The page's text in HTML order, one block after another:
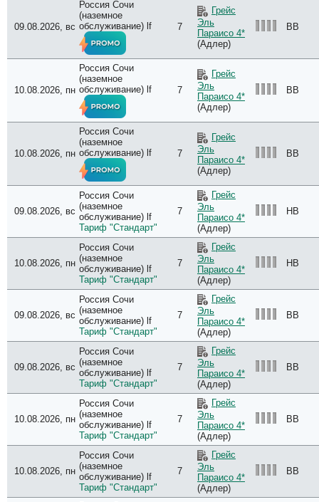
09.08.2026, вс
Россия Сочи
(наземное
обслуживание) lf
7
Грейс
Эль
Параисо 4*
(Адлер)
BB
10.08.2026, пн
Россия Сочи
(наземное
обслуживание) lf
7
Грейс
Эль
Параисо 4*
(Адлер)
BB
10.08.2026, пн
Россия Сочи
(наземное
обслуживание) lf
7
Грейс
Эль
Параисо 4*
(Адлер)
BB
09.08.2026, вс
Россия Сочи
(наземное
обслуживание) lf
Тариф "Стандарт"
7
Грейс
Эль
Параисо 4*
(Адлер)
HB
10.08.2026, пн
Россия Сочи
(наземное
обслуживание) lf
Тариф "Стандарт"
7
Грейс
Эль
Параисо 4*
(Адлер)
HB
09.08.2026, вс
Россия Сочи
(наземное
обслуживание) lf
Тариф "Стандарт"
7
Грейс
Эль
Параисо 4*
(Адлер)
BB
09.08.2026, вс
Россия Сочи
(наземное
обслуживание) lf
Тариф "Стандарт"
7
Грейс
Эль
Параисо 4*
(Адлер)
BB
10.08.2026, пн
Россия Сочи
(наземное
обслуживание) lf
Тариф "Стандарт"
7
Грейс
Эль
Параисо 4*
(Адлер)
BB
10.08.2026, пн
Россия Сочи
(наземное
обслуживание) lf
Тариф "Стандарт"
7
Грейс
Эль
Параисо 4*
(Адлер)
BB